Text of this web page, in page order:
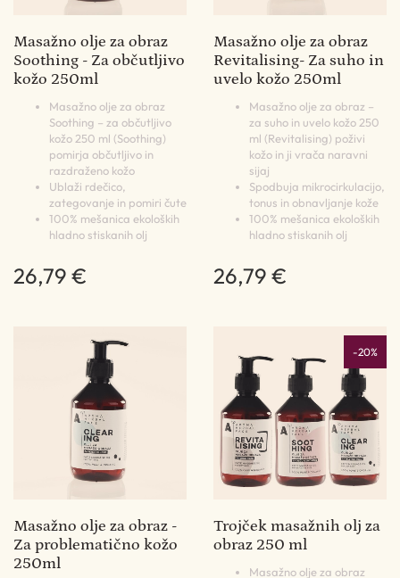
Masažno olje za obraz
Soothing - Za občutljivo
kožo 250ml
Masažno olje za obraz
Soothing – za občutljivo
kožo 250 ml (Soothing)
pomirja občutljivo in
razdraženo kožo
Ublaži rdečico,
zategovanje in pomiri čute
100% mešanica ekoloških
hladno stiskanih olj
26,79 €
Masažno olje za obraz
Revitalising- Za suho in
uvelo kožo 250ml
Masažno olje za obraz –
za suho in uvelo kožo 250
ml (Revitalising) poživi
kožo in ji vrača naravni
sijaj
Spodbuja mikrocirkulacijo,
tonus in obnavljanje kože
100% mešanica ekoloških
hladno stiskanih olj
26,79 €
Masažno olje za obraz -
Za problematično kožo
250ml
-20%
Trojček masažnih olj za
obraz 250 ml
Masažno olje za obraz